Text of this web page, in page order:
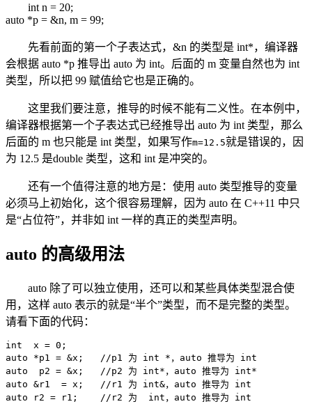
int n = 20;
auto *p = &n, m = 99;
先看前面的第一个子表达式，&n 的类型是 int*，编译器
会根据 auto *p 推导出 auto 为 int。后面的 m 变量自然也为 int
类型，所以把 99 赋值给它也是正确的。
这里我们要注意，推导的时候不能有二义性。在本例中，
编译器根据第一个子表达式已经推导出 auto 为 int 类型，那么
后面的 m 也只能是 int 类型，如果写作m=12.5就是错误的，因
为 12.5 是double 类型，这和 int 是冲突的。
还有一个值得注意的地方是：使用 auto 类型推导的变量
必须马上初始化，这个很容易理解，因为 auto 在 C++11 中只
是“占位符”，并非如 int 一样的真正的类型声明。
auto 的高级用法
auto 除了可以独立使用，还可以和某些具体类型混合使
用，这样 auto 表示的就是“半个”类型，而不是完整的类型。
请看下面的代码：
int  x = 0;
auto *p1 = &x;   //p1 为 int *，auto 推导为 int
auto  p2 = &x;   //p2 为 int*，auto 推导为 int*
auto &r1  = x;   //r1 为 int&，auto 推导为 int
auto r2 = r1;    //r2 为  int，auto 推导为 int